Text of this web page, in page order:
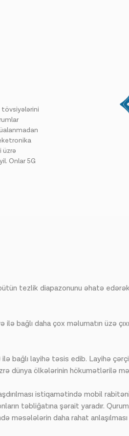
üzrə
Onlar 5G
tezlik diapazonunu əhatə
bağlı daha çox məlumatın üzə
bağlı layihə təsis edib. Layihə
dünya ölkələrinin hökumətlərilə
istiqamətində mobil
təbliğatına şərait yaradır.
məsələlərin daha rahat